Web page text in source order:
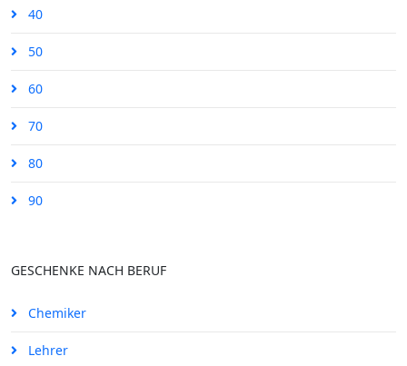
40
50
60
70
80
90
GESCHENKE NACH BERUF
Chemiker
Lehrer